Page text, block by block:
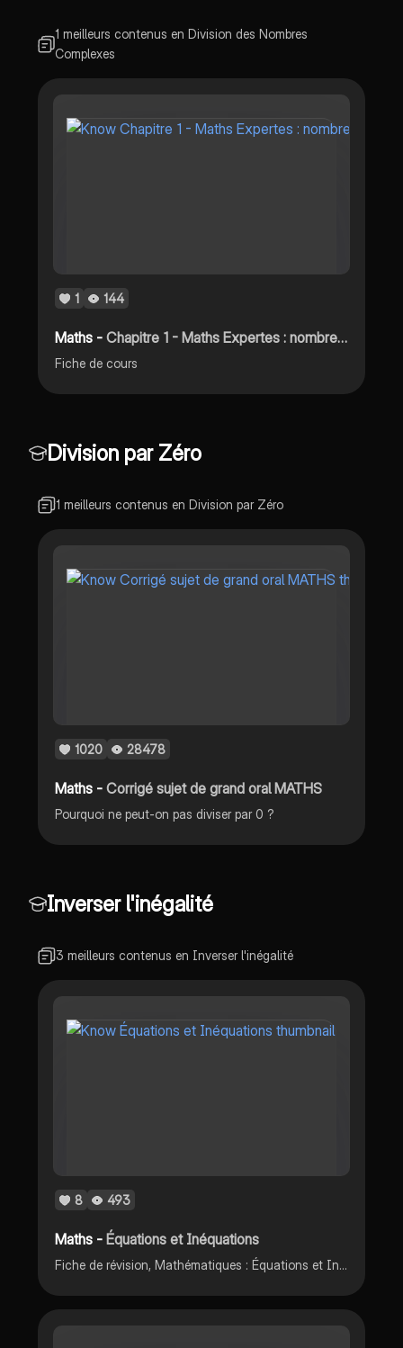
1 meilleurs contenus en Division des Nombres
Complexes
1 144
Maths -Chapitre 1 - Maths Expertes : nombres complexes (point de vue algébrique)
Fiche de cours
Division par Zéro
1 meilleurs contenus en Division par Zéro
1020 28478
Maths -Corrigé sujet de grand oral MATHS
Pourquoi ne peut-on pas diviser par 0 ?
Inverser l'inégalité
3 meilleurs contenus en Inverser l'inégalité
8 493
Maths -Équations et Inéquations
Fiche de révision, Mathématiques : Équations et Inéquations